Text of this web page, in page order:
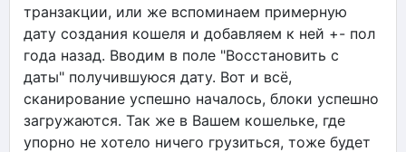
транзакции, или же вспоминаем примерную
дату создания кошеля и добавляем к ней +- пол
года назад. Вводим в поле "Восстановить с
даты" получившуюся дату. Вот и всё,
сканирование успешно началось, блоки успешно
загружаются. Так же в Вашем кошельке, где
упорно не хотело ничего грузиться, тоже будет